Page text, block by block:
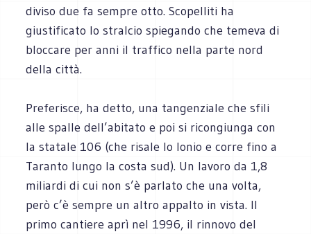
diviso due fa sempre otto. Scopelliti ha
giustificato lo stralcio spiegando che temeva di
bloccare per anni il traffico nella parte nord
della città.
Preferisce, ha detto, una tangenziale che sfili
alle spalle dell’abitato e poi si ricongiunga con
la statale 106 (che risale lo Ionio e corre fino a
Taranto lungo la costa sud). Un lavoro da 1,8
miliardi di cui non s’è parlato che una volta,
però c’è sempre un altro appalto in vista. Il
primo cantiere aprì nel 1996, il rinnovo del